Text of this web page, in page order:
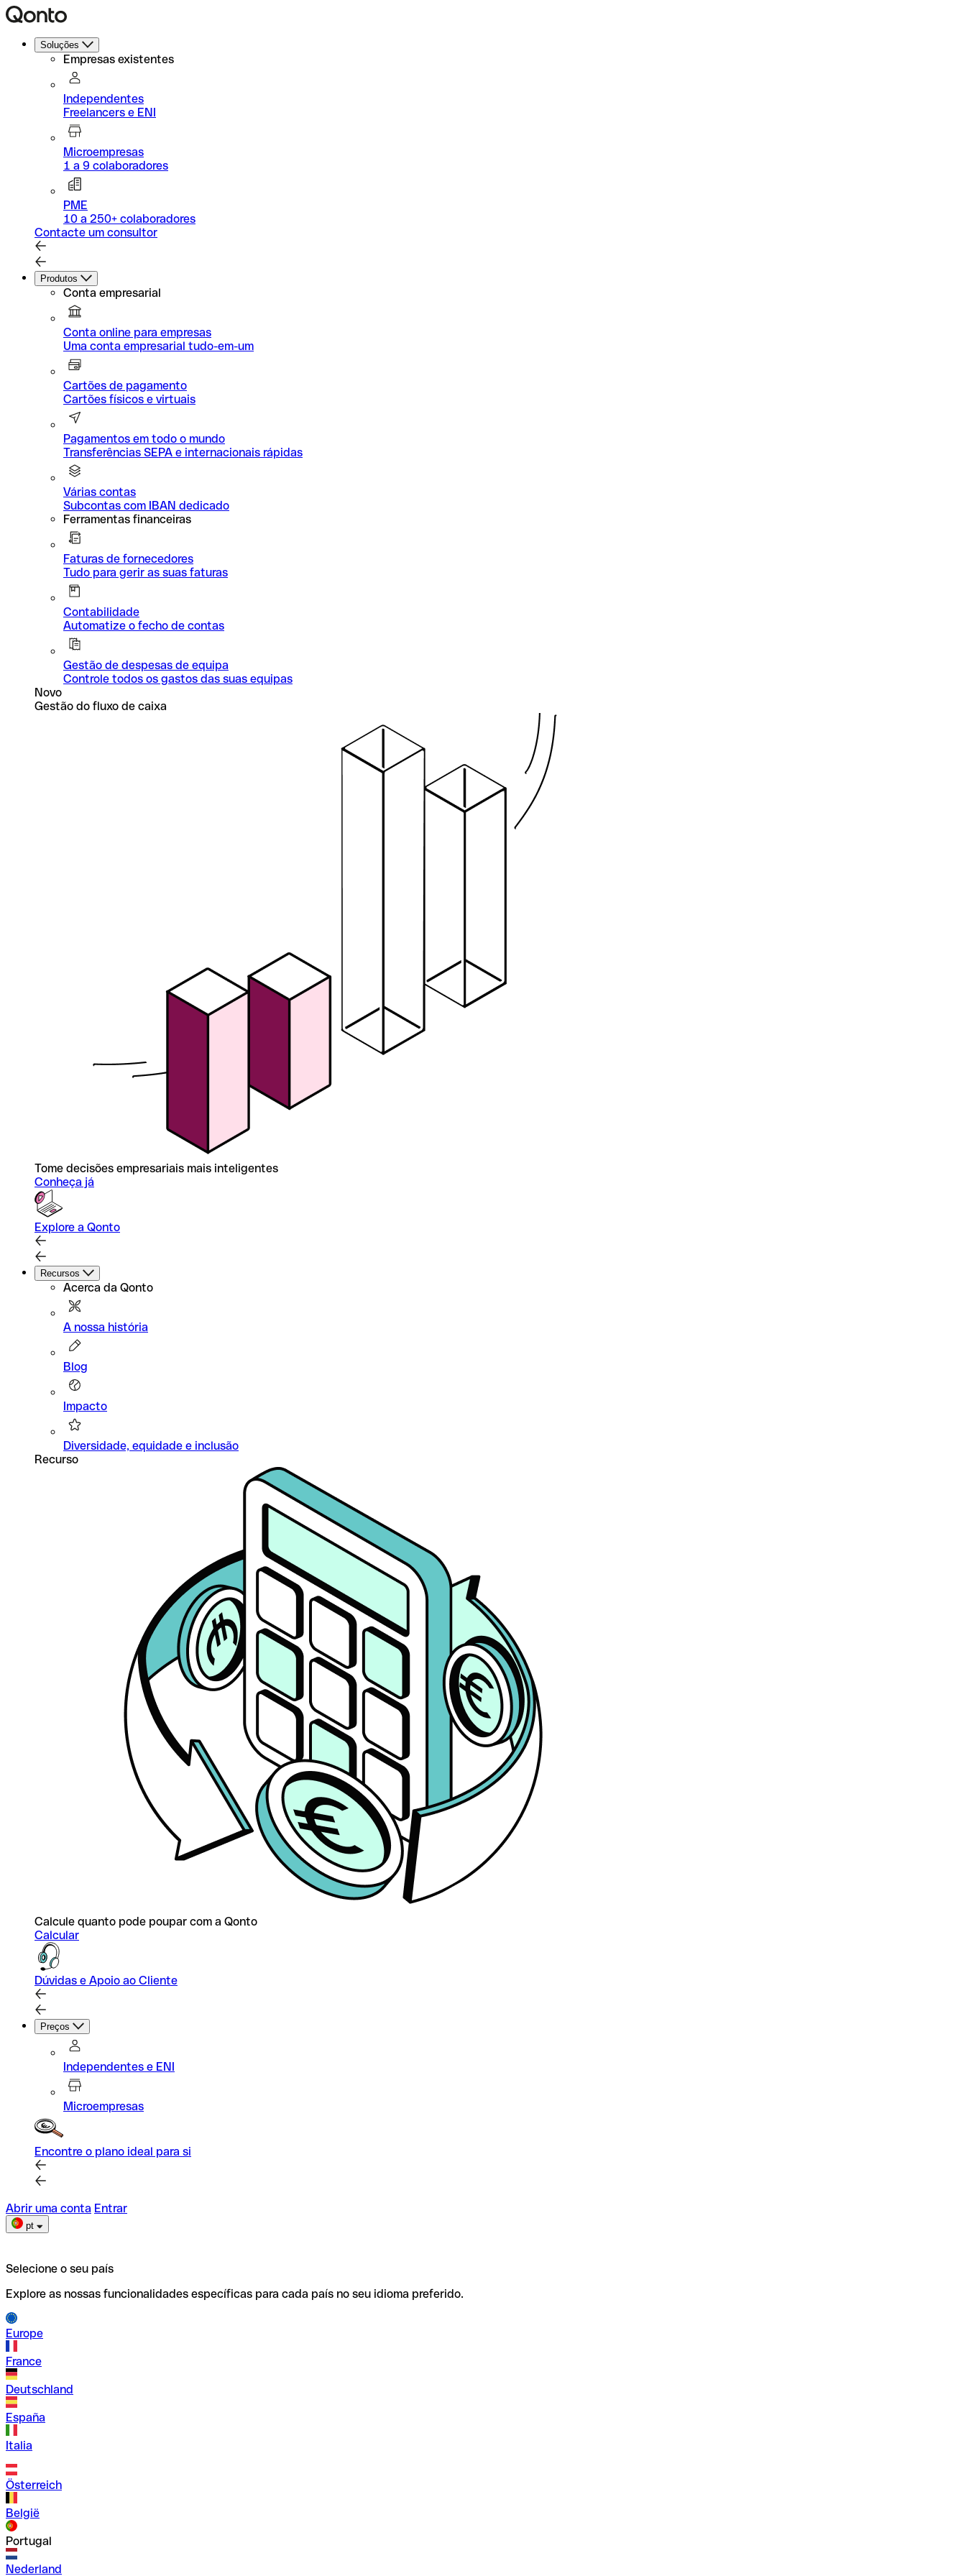
Soluções
Empresas existentes
Independentes
Freelancers e ENI
Microempresas
1 a 9 colaboradores
PME
10 a 250+ colaboradores
Contacte um consultor
Produtos
Conta empresarial
Conta online para empresas
Uma conta empresarial tudo-em-um
Cartões de pagamento
Cartões físicos e virtuais
Pagamentos em todo o mundo
Transferências SEPA e internacionais rápidas
Várias contas
Subcontas com IBAN dedicado
Ferramentas financeiras
Faturas de fornecedores
Tudo para gerir as suas faturas
Contabilidade
Automatize o fecho de contas
Gestão de despesas de equipa
Controle todos os gastos das suas equipas
Novo
Gestão do fluxo de caixa
Tome decisões empresariais mais inteligentes
Conheça já
Explore a Qonto
Recursos
Acerca da Qonto
A nossa história
Blog
Impacto
Diversidade, equidade e inclusão
Recurso
Calcule quanto pode poupar com a Qonto
Calcular
Dúvidas e Apoio ao Cliente
Preços
Independentes e ENI
Microempresas
Encontre o plano ideal para si
Abrir uma conta Entrar
pt
Selecione o seu país
Explore as nossas funcionalidades específicas para cada país no seu idioma preferido.
Europe
France
Deutschland
España
Italia
Österreich
België
Portugal
Nederland